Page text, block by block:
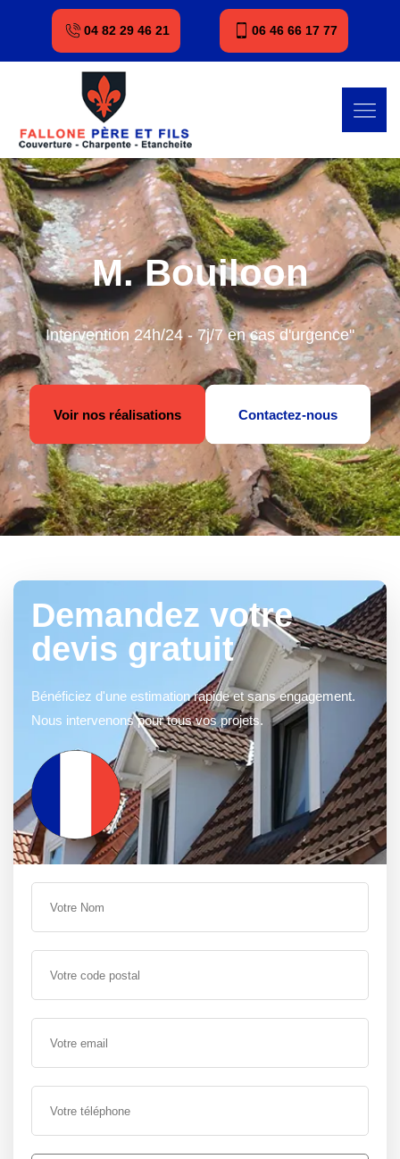
04 82 29 46 21 06 46 66 17 77
M. Bouiloon
Intervention 24h/24 - 7j/7 en cas d'urgence"
Voir nos réalisations Contactez-nous
Demandez votre
devis gratuit
Bénéficiez d'une estimation rapide et sans engagement.
Nous intervenons pour tous vos projets.